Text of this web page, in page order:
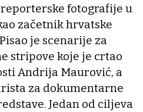
fotografije u
začetnik hrvatske
je scenarije za
stripove koje je crtao
Andrija Maurović, a
za dokumentarne
Jedan od ciljeva